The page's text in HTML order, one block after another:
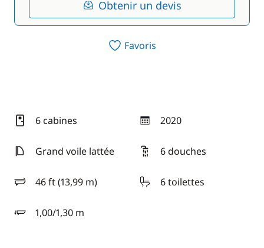
Obtenir un devis
Favoris
6 cabines 2020
année
Grand voile lattée
6 douches
46 ft (13,99 m)
longueur 6 toilettes
1,00/1,30 m
tirant d'eau